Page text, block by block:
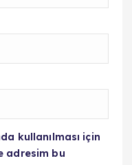
kullanılması için
adresim bu